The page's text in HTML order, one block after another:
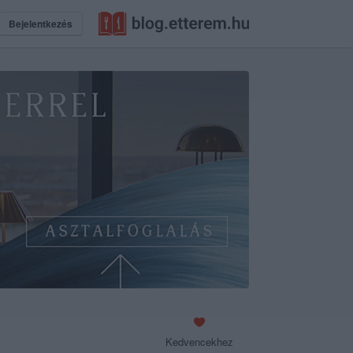
Bejelentkezés
Kedvencekhez